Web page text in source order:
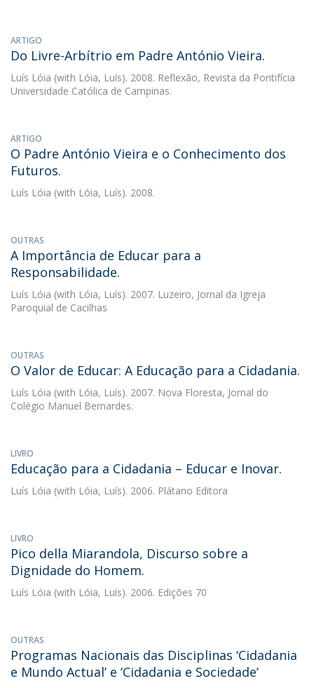
ARTIGO
Do Livre-Arbítrio em Padre António Vieira.
Luís Lóia (with Lóia, Luís). 2008. Reflexão, Revista da Pontifícia
Universidade Católica de Campinas.
ARTIGO
O Padre António Vieira e o Conhecimento dos
Futuros.
Luís Lóia (with Lóia, Luís). 2008.
OUTRAS
A Importância de Educar para a
Responsabilidade.
Luís Lóia (with Lóia, Luís). 2007. Luzeiro, Jornal da Igreja
Paroquial de Cacilhas
OUTRAS
O Valor de Educar: A Educação para a Cidadania.
Luís Lóia (with Lóia, Luís). 2007. Nova Floresta, Jornal do
Colégio Manuel Bernardes.
LIVRO
Educação para a Cidadania – Educar e Inovar.
Luís Lóia (with Lóia, Luís). 2006. Plátano Editora
LIVRO
Pico della Miarandola, Discurso sobre a
Dignidade do Homem.
Luís Lóia (with Lóia, Luís). 2006. Edições 70
OUTRAS
Programas Nacionais das Disciplinas ‘Cidadania
e Mundo Actual’ e ‘Cidadania e Sociedade’